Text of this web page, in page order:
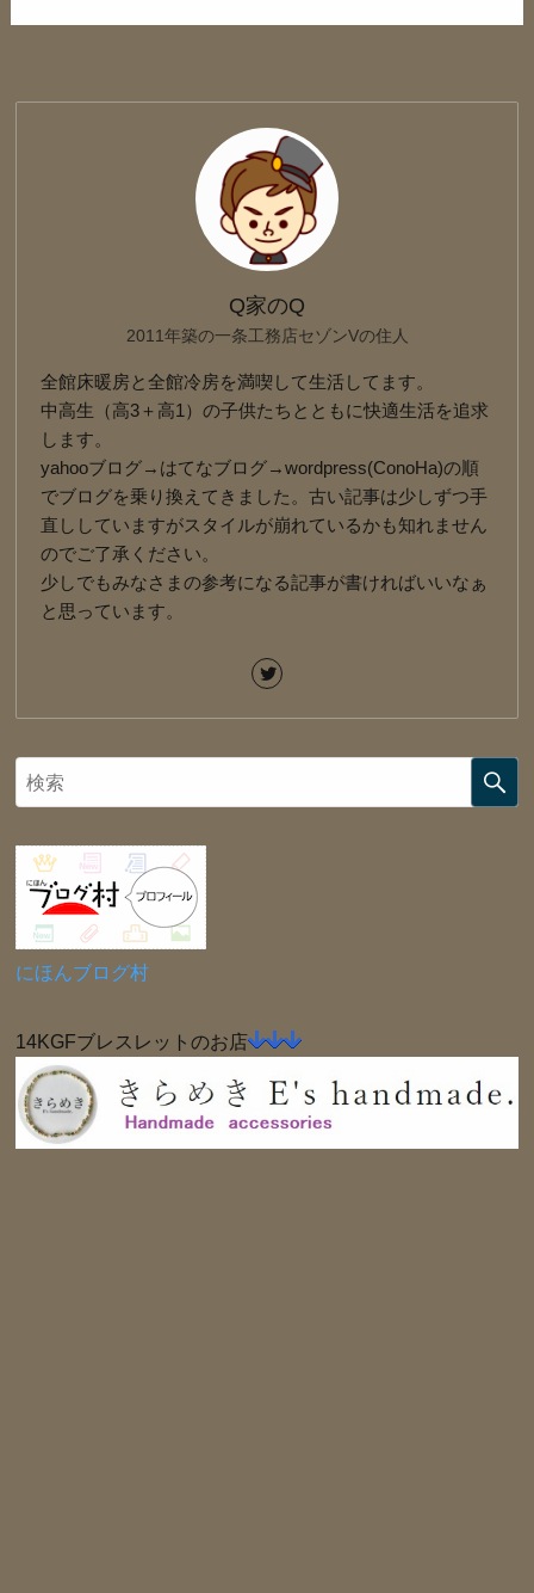
Q家のQ
2011年築の一条工務店セゾンVの住人
全館床暖房と全館冷房を満喫して生活してます。
中高生（高3＋高1）の子供たちとともに快適生活を追求
します。
yahooブログ→はてなブログ→wordpress(ConoHa)の順
でブログを乗り換えてきました。古い記事は少しずつ手
直ししていますがスタイルが崩れているかも知れません
のでご了承ください。
少しでもみなさまの参考になる記事が書ければいいなぁ
と思っています。
にほんブログ村
14KGFブレスレットのお店